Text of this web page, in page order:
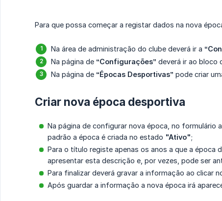
Para que possa começar a registar dados na nova
Na área de administração do clube deverá ir a
Na página de “Configurações” deverá ir ao bloco
Na página de “Épocas Desportivas” pode criar
Criar nova época desportiva
Na página de configurar nova época, no formulário
padrão a época é criada no estado "Ativo";
Para o título registe apenas os anos a que a época
apresentar esta descrição e, por vezes, pode ser
Para finalizar deverá gravar a informação ao clicar
Após guardar a informação a nova época irá